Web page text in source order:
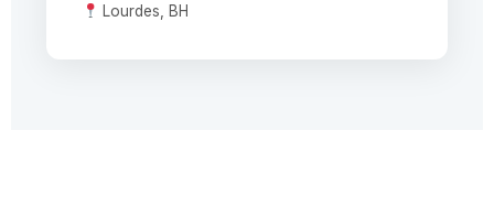
Lourdes, BH